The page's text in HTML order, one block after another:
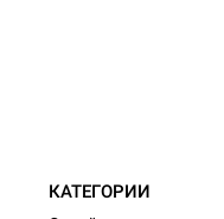
КАТЕГОРИИ